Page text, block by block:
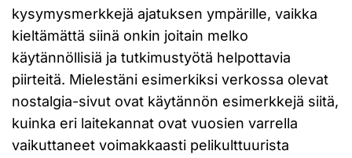
kysymysmerkkejä ajatuksen ympärille, vaikka
kieltämättä siinä onkin joitain melko
käytännöllisiä ja tutkimustyötä helpottavia
piirteitä. Mielestäni esimerkiksi verkossa olevat
nostalgia-sivut ovat käytännön esimerkkejä siitä,
kuinka eri laitekannat ovat vuosien varrella
vaikuttaneet voimakkaasti pelikulttuurista